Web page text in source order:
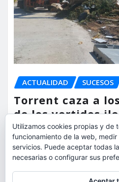
ACTUALIDAD SUCESOS
Torrent caza a
de los vertidos
endurece las
torrent al dia Ago
Utilizamos cookies propias y de
funcionamiento de la web,
servicios. Puede aceptar todas
necesarias o configurar sus